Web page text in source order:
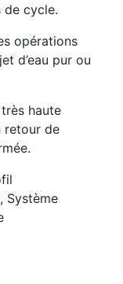
de cycle.
opérations
d’eau pur ou
haute
retour de
Système